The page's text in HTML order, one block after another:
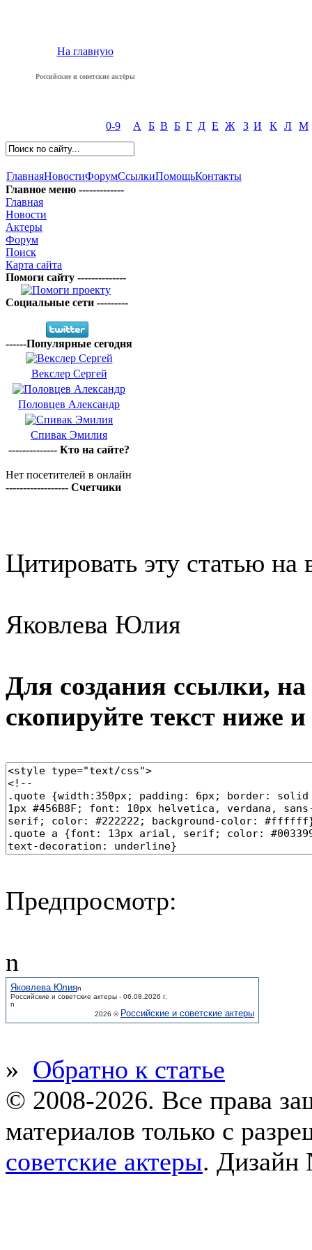
На главную
Российские и советские актёры
0-9 А Б В Б Г Д Е Ж З И К Л М
ГлавнаяНовостиФорумСсылкиПомощьКонтакты
Главное меню -------------
Главная
Новости
Актеры
Форум
Поиск
Карта сайта
Помоги сайту --------------
Социальные сети ---------
------Популярные сегодня
Векслер Сергей
Половцев Александр
Спивак Эмилия
-------------- Кто на сайте?
Нет посетителей в онлайн
------------------ Счетчики
Цитировать эту статью на
Яковлева Юлия
Для создания ссылки,
скопируйте текст ниже
Предпросмотр:
n
Яковлева Юлияn
Российские и советские актеры - 06.08.2026 г.
n
2026 © Российские и советские актеры
» Обратно к статье
© 2008-2026. Все права
материалов только с
советские актеры. Дизайн